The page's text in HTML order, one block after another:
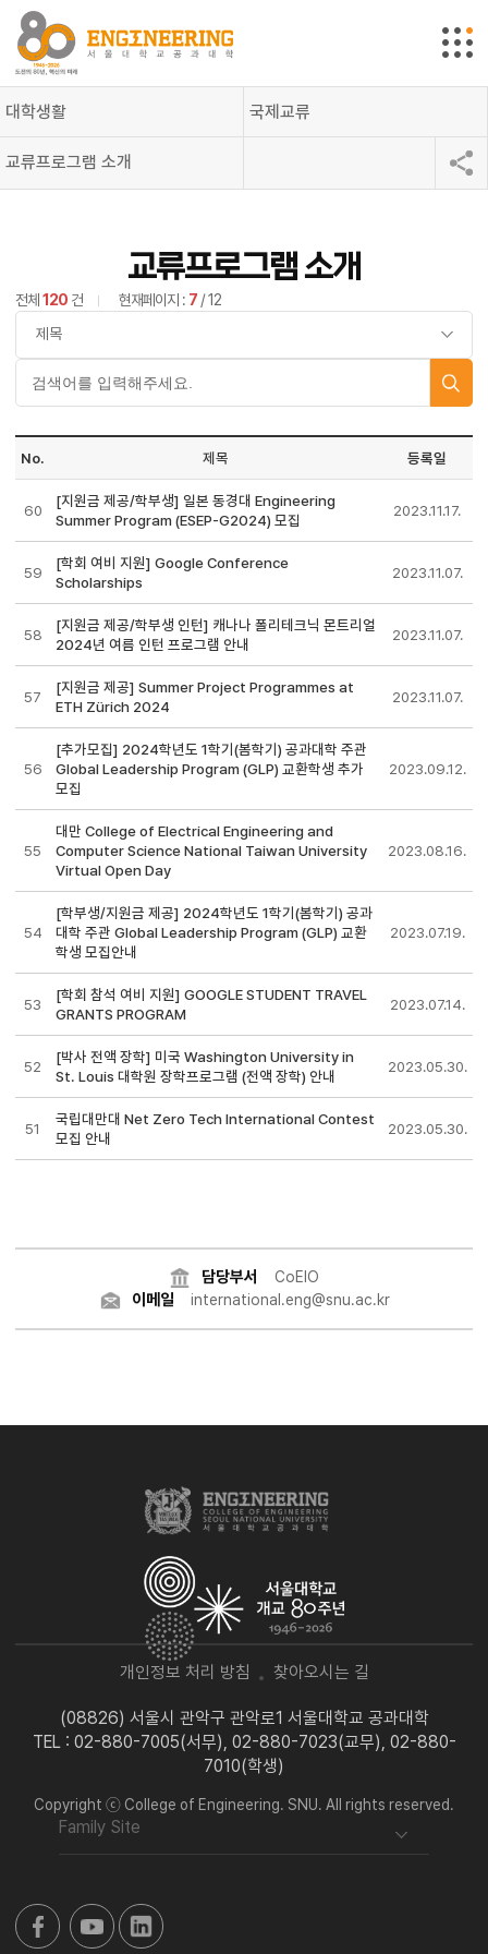
대학생활 국제교류
교류프로그램 소개
교류프로그램 소개
전체 120 건 현재페이지 : 7 / 12
No. 제목 등록일
60
[지원금 제공/학부생] 일본 동경대 Engineering
Summer Program (ESEP-G2024) 모집
2023.11.17.
59
[학회 여비 지원] Google Conference
Scholarships
2023.11.07.
58
[지원금 제공/학부생 인턴] 캐나나 폴리테크닉 몬트리얼
2024년 여름 인턴 프로그램 안내
2023.11.07.
57
[지원금 제공] Summer Project Programmes at
ETH Zürich 2024
2023.11.07.
56
[추가모집] 2024학년도 1학기(봄학기) 공과대학 주관
Global Leadership Program (GLP) 교환학생 추가
모집
2023.09.12.
55
대만 College of Electrical Engineering and
Computer Science National Taiwan University
Virtual Open Day
2023.08.16.
54
[학부생/지원금 제공] 2024학년도 1학기(봄학기) 공과
대학 주관 Global Leadership Program (GLP) 교환
학생 모집안내
2023.07.19.
53
[학회 참석 여비 지원] GOOGLE STUDENT TRAVEL
GRANTS PROGRAM
2023.07.14.
52
[박사 전액 장학] 미국 Washington University in
St. Louis 대학원 장학프로그램 (전액 장학) 안내
2023.05.30.
51
국립대만대 Net Zero Tech International Contest
모집 안내
2023.05.30.
담당부서 CoEIO
이메일 international.eng@snu.ac.kr
개인정보 처리 방침 찾아오시는 길
(08826) 서울시 관악구 관악로1 서울대학교 공과대학
TEL : 02-880-7005(서무), 02-880-7023(교무), 02-880-
7010(학생)
Copyright ⓒ College of Engineering. SNU. All rights reserved.
Family Site